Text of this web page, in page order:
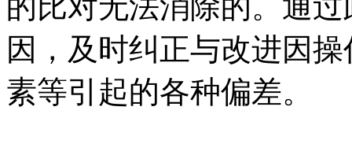
因，及时纠正与改进因
素等引起的各种偏差。